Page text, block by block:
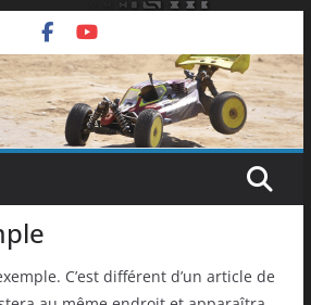
C’est différent d’un article de